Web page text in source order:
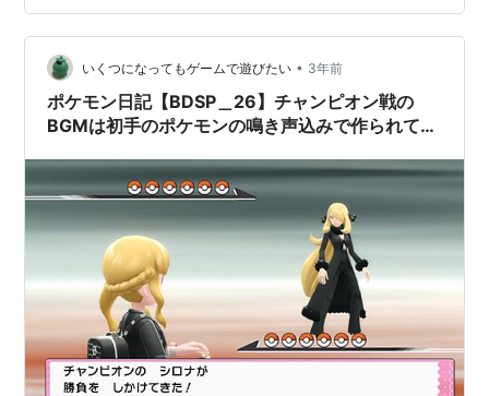
チャページです！ ギラティナかっこいいし、シロナは美
しいですね！ 好きなポケモンとキャラが一緒なのは引く
しかないですね！ 結構ガチャ石溜まっているので引ける
でしょう！ 結果は･･･ きま…
いくつになってもゲームで遊びたい • 3年前
ポケモン日記【BDSP＿26】チャンピオン戦の
BGMは初手のポケモンの鳴き声込みで作られてい